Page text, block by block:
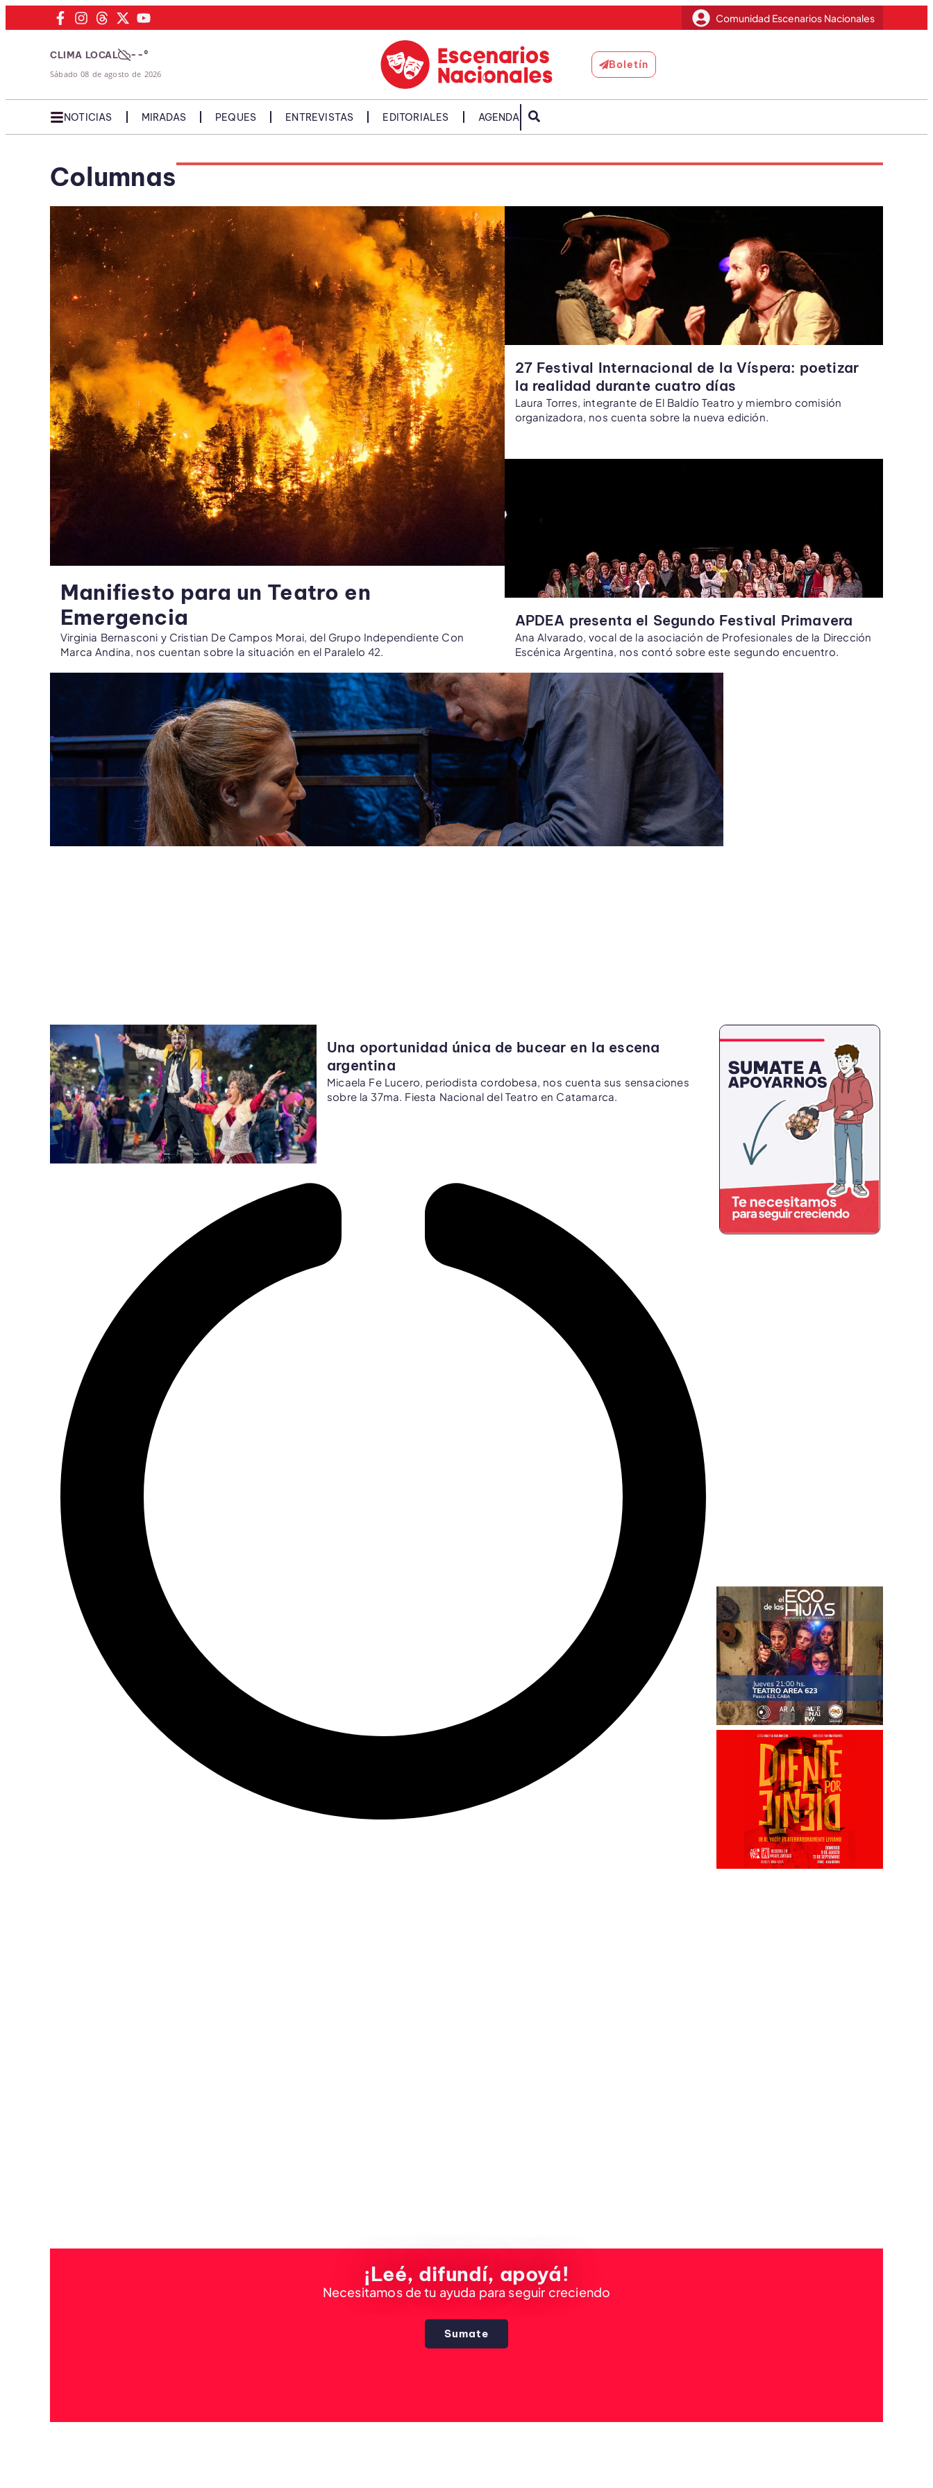
Comunidad Escenarios Nacionales
CLIMA LOCAL --°
Sábado 08 de agosto de 2026
Boletín
NOTICIAS MIRADAS PEQUES ENTREVISTAS EDITORIALES AGENDA
Columnas
Manifiesto para un Teatro en
Emergencia
Virginia Bernasconi y Cristian De Campos Morai, del Grupo Independiente Con
Marca Andina, nos cuentan sobre la situación en el Paralelo 42.
27 Festival Internacional de la Víspera: poetizar
la realidad durante cuatro días
Laura Torres, integrante de El Baldío Teatro y miembro comisión
organizadora, nos cuenta sobre la nueva edición.
APDEA presenta el Segundo Festival Primavera
Ana Alvarado, vocal de la asociación de Profesionales de la Dirección
Escénica Argentina, nos contó sobre este segundo encuentro.
Una oportunidad única de bucear en la escena
argentina
Micaela Fe Lucero, periodista cordobesa, nos cuenta sus sensaciones
sobre la 37ma. Fiesta Nacional del Teatro en Catamarca.
¡Leé, difundí, apoyá!
Necesitamos de tu ayuda para seguir creciendo
Sumate